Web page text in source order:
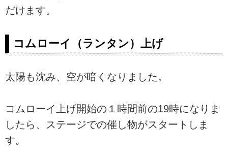
だけます。
コムローイ（ランタン）上げ
太陽も沈み、空が暗くなりました。
コムローイ上げ開始の１時間前の19時になりま
したら、ステージでの催し物がスタートしま
す。